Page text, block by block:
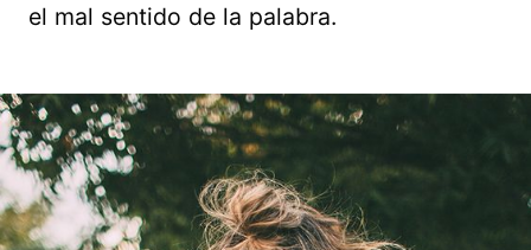
el mal sentido de la palabra.